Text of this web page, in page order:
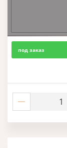
под заказ